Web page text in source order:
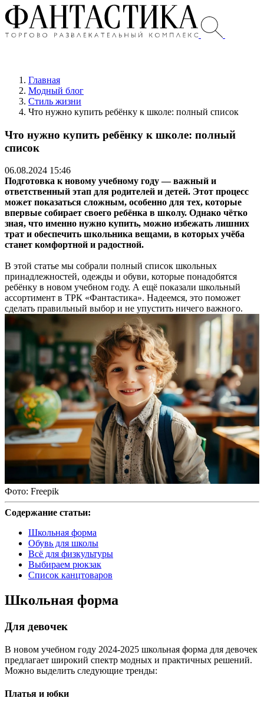
Главная
Модный блог
Стиль жизни
Что нужно купить ребёнку к школе: полный список
Что нужно купить ребёнку к школе: полный
список
06.08.2024 15:46
Подготовка к новому учебному году — важный и
ответственный этап для родителей и детей. Этот процесс
может показаться сложным, особенно для тех, которые
впервые собирает своего ребёнка в школу. Однако чётко
зная, что именно нужно купить, можно избежать лишних
трат и обеспечить школьника вещами, в которых учёба
станет комфортной и радостной.
В этой статье мы собрали полный список школьных
принадлежностей, одежды и обуви, которые понадобятся
ребёнку в новом учебном году. А ещё показали школьный
ассортимент в ТРК «Фантастика». Надеемся, это поможет
сделать правильный выбор и не упустить ничего важного.
Фото: Freepik
Содержание статьи:
Школьная форма
Обувь для школы
Всё для физкультуры
Выбираем рюкзак
Список канцтоваров
Школьная форма
Для девочек
В новом учебном году 2024-2025 школьная форма для девочек
предлагает широкий спектр модных и практичных решений.
Можно выделить следующие тренды:
Платья и юбки